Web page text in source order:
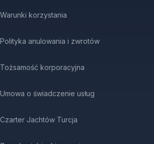
Warunki korzystania
Polityka anulowania i zwrotów
Tożsamość korporacyjna
Umowa o świadczenie usług
Czarter Jachtów Turcja